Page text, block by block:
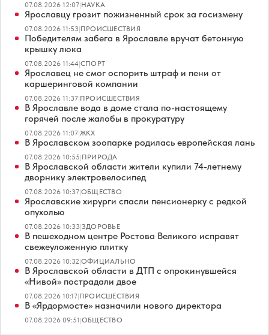
07.08.2026 12:07|НАУКА
Ярославцу грозит пожизненный срок за госизмену
07.08.2026 11:53|ПРОИСШЕСТВИЯ
Победителям забега в Ярославле вручат бетонную
крышку люка
07.08.2026 11:44|СПОРТ
Ярославец не смог оспорить штраф и пени от
каршеринговой компании
07.08.2026 11:37|ПРОИСШЕСТВИЯ
В Ярославле вода в доме стала по-настоящему
горячей после жалобы в прокуратуру
07.08.2026 11:07|ЖКХ
В Ярославском зоопарке родилась европейская лань
07.08.2026 10:55|ПРИРОДА
В Ярославской области жители купили 74-летнему
дворнику электровелосипед
07.08.2026 10:37|ОБЩЕСТВО
Ярославские хирурги спасли пенсионерку с редкой
опухолью
07.08.2026 10:33|ЗДОРОВЬЕ
В пешеходном центре Ростова Великого исправят
свежеуложенную плитку
07.08.2026 10:32|ОФИЦИАЛЬНО
В Ярославской области в ДТП с опрокинувшейся
«Нивой» пострадали двое
07.08.2026 10:17|ПРОИСШЕСТВИЯ
В «Ярдормосте» назначили нового директора
07.08.2026 09:51|ОБЩЕСТВО